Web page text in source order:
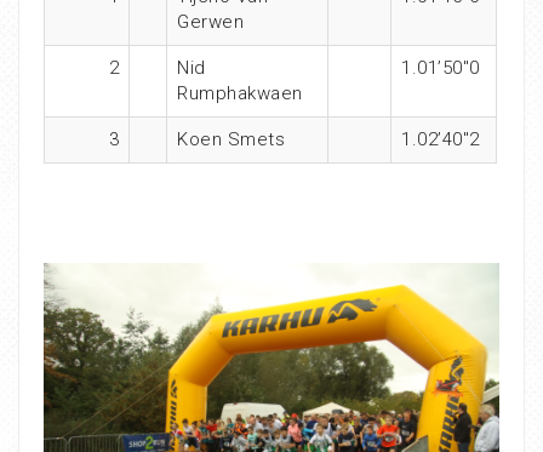
Gerwen
2
Nid
Rumphakwaen
1.01’50″0
3 Koen Smets 1.02’40″2